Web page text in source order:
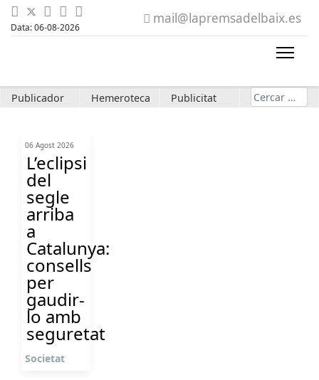
Data: 06-08-2026
mail@lapremsadelbaix.es
Publicador Hemeroteca Publicitat Cerca
06 Agost 2026
L’eclipsi
del
segle
arriba
a
Catalunya:
consells
per
gaudir-
lo amb
seguretat
Societat